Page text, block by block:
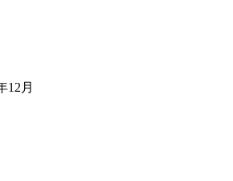
12月